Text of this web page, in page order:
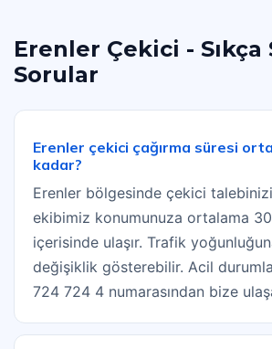
Erenler Çekici - Sıkça
Sorular
Erenler çekici çağırma süresi
kadar?
Erenler bölgesinde çekici
ekibimiz konumunuza ortalama
içerisinde ulaşır. Trafik
değişiklik gösterebilir. Acil
724 724 4 numarasından bize